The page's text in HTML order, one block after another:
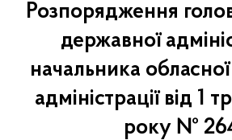
Розпорядження
державної
начальника обласної
адміністрації від 1
року №